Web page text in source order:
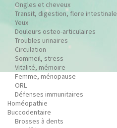
Ongles et cheveux
Transit, digestion, flore intestinale
Yeux
Douleurs osteo-articulaires
Troubles urinaires
Circulation
Sommeil, stress
Vitalité, mémoire
Femme, ménopause
ORL
Défenses immunitaires
Homéopathie
Buccodentaire
Brosses à dents